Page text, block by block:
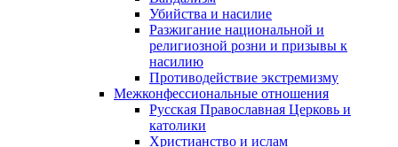
Убийства и насилие
Разжигание национальной и
религиозной розни и призывы к
насилию
Противодействие экстремизму
Межконфессиональные отношения
Русская Православная Церковь и
католики
Христианство и ислам